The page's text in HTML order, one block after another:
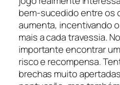
bem-sucedido entre os
aumenta, incentivando
mais a cada travessia.
importante encontrar
risco e recompensa.
brechas muito